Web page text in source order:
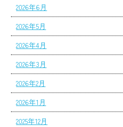
2026年6月
2026年5月
2026年4月
2026年3月
2026年2月
2026年1月
2025年12月